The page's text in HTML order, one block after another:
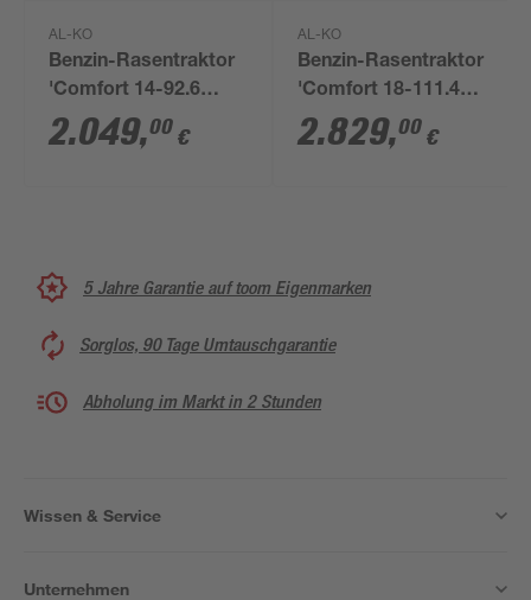
AL-KO
Benzin-Rasentraktor
'Comfort 14-92.6
HDS-A'
Hydrostatgetriebe 92
2.049,00 €
AL-KO
Benzin-Rasentraktor
'Comfort 18-111.4
HDS-A V2' 3-in-1
System, 110 cm
2.829,00 €
5 Jahre Garantie auf toom Eigenmarken
Sorglos, 90 Tage Umtauschgarantie
Abholung im Markt in 2 Stunden
Wissen & Service
Unternehmen